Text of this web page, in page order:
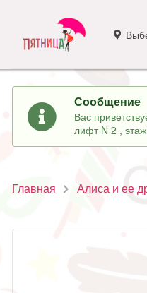
Сообщение
Вас
лифт N 2 ,
Главная Алиса и ее